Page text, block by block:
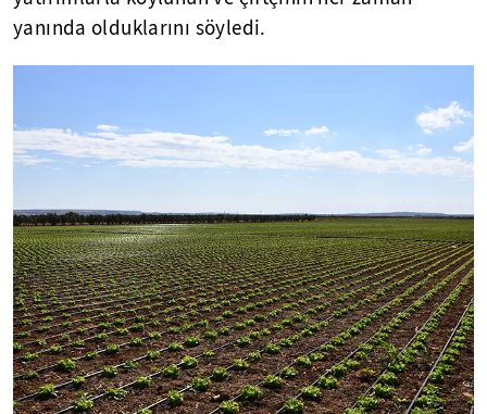
yanında olduklarını söyledi.